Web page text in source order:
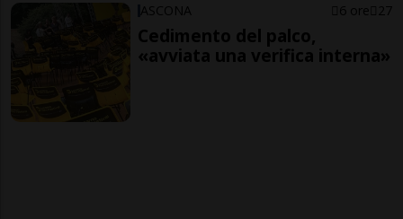
ASCONA 6 ore 27
Cedimento del palco,
«avviata una verifica interna»